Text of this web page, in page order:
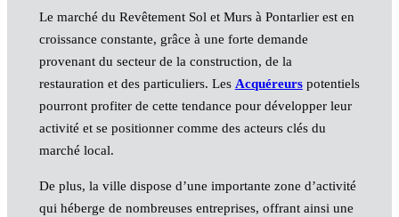
Le marché du Revêtement Sol et Murs à Pontarlier est en
croissance constante, grâce à une forte demande
provenant du secteur de la construction, de la
restauration et des particuliers. Les Acquéreurspotentiels
pourront profiter de cette tendance pour développer leur
activité et se positionner comme des acteurs clés du
marché local.
De plus, la ville dispose d’une importante zone d’activité
qui héberge de nombreuses entreprises, offrant ainsi une